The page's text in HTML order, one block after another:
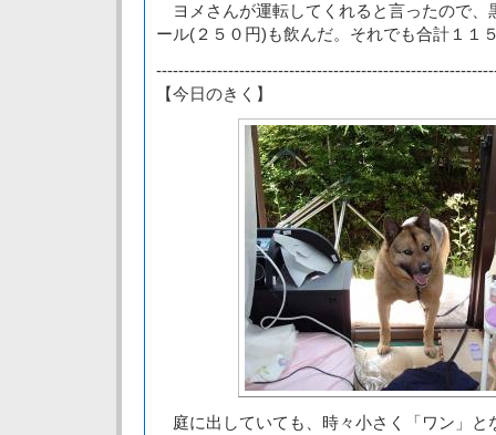
ヨメさんが運転してくれると言ったので、
ール(２５０円)も飲んだ。それでも合計１１
【今日のきく】
庭に出していても、時々小さく「ワン」と